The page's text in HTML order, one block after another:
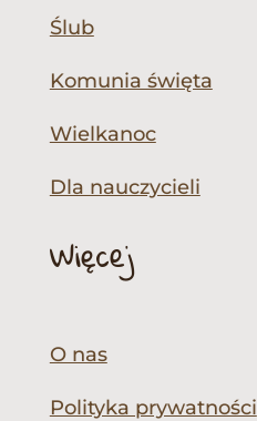
Ślub
Komunia święta
Wielkanoc
Dla nauczycieli
Więcej
O nas
Polityka prywatności